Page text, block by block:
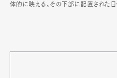
体的に映える。その下部に配置された